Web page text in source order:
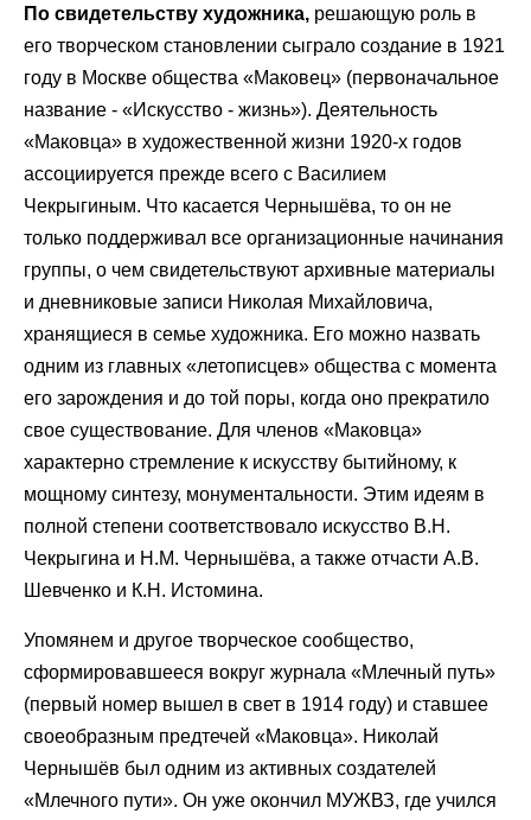
По свидетельству художника, решающую роль в
его творческом становлении сыграло создание в 1921
году в Москве общества «Маковец» (первоначальное
название - «Искусство - жизнь»). Деятельность
«Маковца» в художественной жизни 1920-х годов
ассоциируется прежде всего с Василием
Чекрыгиным. Что касается Чернышёва, то он не
только поддерживал все организационные начинания
группы, о чем свидетельствуют архивные материалы
и дневниковые записи Николая Михайловича,
хранящиеся в семье художника. Его можно назвать
одним из главных «летописцев» общества с момента
его зарождения и до той поры, когда оно прекратило
свое существование. Для членов «Маковца»
характерно стремление к искусству бытийному, к
мощному синтезу, монументальности. Этим идеям в
полной степени соответствовало искусство В.Н.
Чекрыгина и Н.М. Чернышёва, а также отчасти А.В.
Шевченко и К.Н. Истомина.
Упомянем и другое творческое сообщество,
сформировавшееся вокруг журнала «Млечный путь»
(первый номер вышел в свет в 1914 году) и ставшее
своеобразным предтечей «Маковца». Николай
Чернышёв был одним из активных создателей
«Млечного пути». Он уже окончил МУЖВЗ, где учился